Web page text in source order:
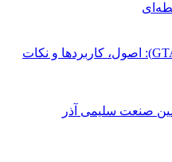
جوش آرگون (GTAW/TIG): اصول، کاربردها و نکات